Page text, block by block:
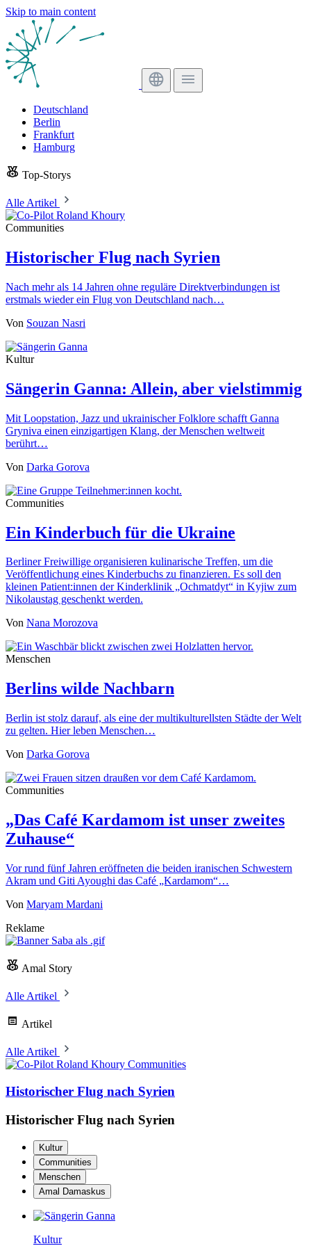
Skip to main content
Deutschland
Berlin
Frankfurt
Hamburg
Top-Storys
Alle Artikel
Communities
Historischer Flug nach Syrien
Nach mehr als 14 Jahren ohne reguläre Direktverbindungen ist
erstmals wieder ein Flug von Deutschland nach…
Von Souzan Nasri
Kultur
Sängerin Ganna: Allein, aber vielstimmig
Mit Loopstation, Jazz und ukrainischer Folklore schafft Ganna
Gryniva einen einzigartigen Klang, der Menschen weltweit
berührt…
Von Darka Gorova
Communities
Ein Kinderbuch für die Ukraine
Berliner Freiwillige organisieren kulinarische Treffen, um die
Veröffentlichung eines Kinderbuchs zu finanzieren. Es soll den
kleinen Patient:innen der Kinderklinik „Ochmatdyt“ in Kyjiw zum
Nikolaustag geschenkt werden.
Von Nana Morozova
Menschen
Berlins wilde Nachbarn
Berlin ist stolz darauf, als eine der multikulturellsten Städte der Welt
zu gelten. Hier leben Menschen…
Von Darka Gorova
Communities
„Das Café Kardamom ist unser zweites
Zuhause“
Vor rund fünf Jahren eröffneten die beiden iranischen Schwestern
Akram und Giti Ayoughi das Café „Kardamom“…
Von Maryam Mardani
Reklame
Amal Story
Alle Artikel
Artikel
Alle Artikel
Communities
Historischer Flug nach Syrien
Historischer Flug nach Syrien
Kultur
Communities
Menschen
Amal Damaskus
Kultur